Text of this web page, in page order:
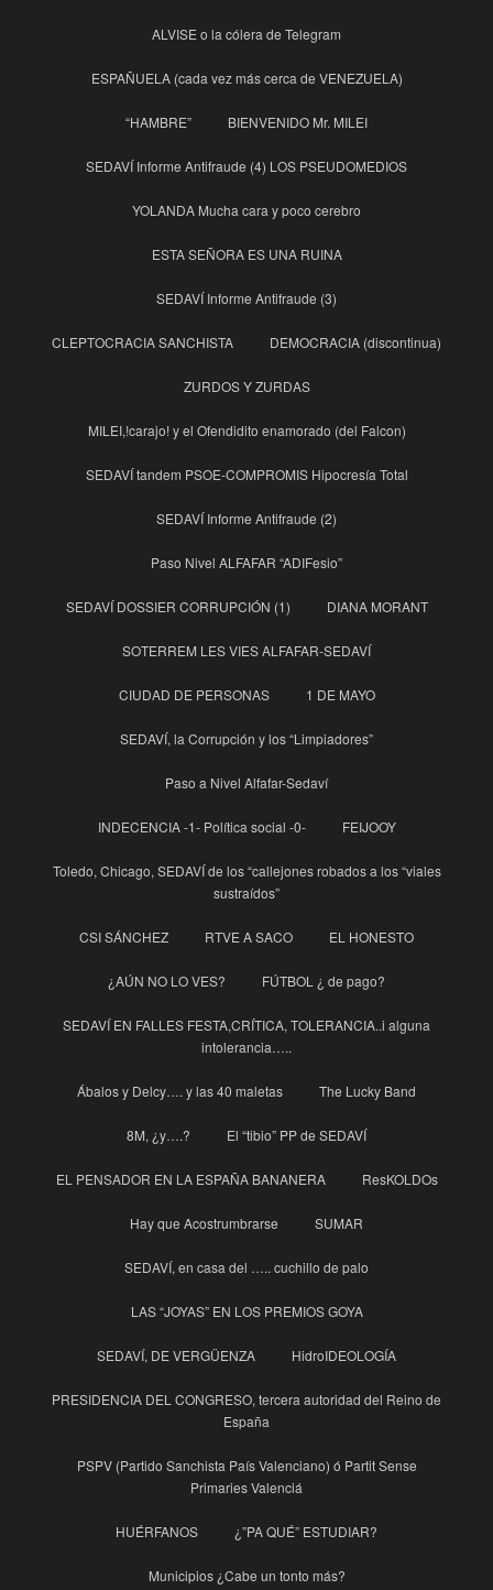
ALVISE o la cólera de Telegram
ESPAÑUELA (cada vez más cerca de VENEZUELA)
“HAMBRE” BIENVENIDO Mr. MILEI
SEDAVÍ Informe Antifraude (4) LOS PSEUDOMEDIOS
YOLANDA Mucha cara y poco cerebro
ESTA SEÑORA ES UNA RUINA
SEDAVÍ Informe Antifraude (3)
CLEPTOCRACIA SANCHISTA DEMOCRACIA (discontinua)
ZURDOS Y ZURDAS
MILEI,!carajo! y el Ofendidito enamorado (del Falcon)
SEDAVÍ tandem PSOE-COMPROMIS Hipocresía Total
SEDAVÍ Informe Antifraude (2)
Paso Nivel ALFAFAR “ADIFesio”
SEDAVÍ DOSSIER CORRUPCIÓN (1) DIANA MORANT
SOTERREM LES VIES ALFAFAR-SEDAVÍ
CIUDAD DE PERSONAS 1 DE MAYO
SEDAVÍ, la Corrupción y los “Limpiadores”
Paso a Nivel Alfafar-Sedaví
INDECENCIA -1- Política social -0- FEIJOOY
Toledo, Chicago, SEDAVÍ de los “callejones robados a los “viales
sustraídos”
CSI SÁNCHEZ RTVE A SACO EL HONESTO
¿AÚN NO LO VES? FÚTBOL ¿ de pago?
SEDAVÍ EN FALLES FESTA,CRÍTICA, TOLERANCIA..i alguna
intolerancia…..
Ábalos y Delcy…. y las 40 maletas The Lucky Band
8M, ¿y….? El “tibio” PP de SEDAVÍ
EL PENSADOR EN LA ESPAÑA BANANERA ResKOLDOs
Hay que Acostrumbrarse SUMAR
SEDAVÍ, en casa del ….. cuchillo de palo
LAS “JOYAS” EN LOS PREMIOS GOYA
SEDAVÍ, DE VERGÜENZA HidroIDEOLOGÍA
PRESIDENCIA DEL CONGRESO, tercera autoridad del Reino de
España
PSPV (Partido Sanchista País Valenciano) ó Partit Sense
Primaries Valenciá
HUÉRFANOS ¿”PA QUÉ” ESTUDIAR?
Municipios ¿Cabe un tonto más?